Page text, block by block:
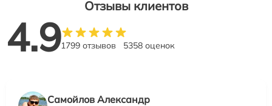
Отзывы клиентов
4.91799 отзывов 5358 оценок
Самойлов Александр